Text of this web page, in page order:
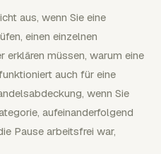
aus, wenn Sie eine
einen einzelnen
müssen, warum eine
auch für eine
wenn Sie
aufeinanderfolgend
Pause arbeitsfrei war,